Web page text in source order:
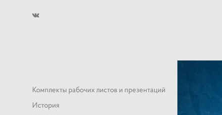
Комплекты рабочих листов и презентаций
История